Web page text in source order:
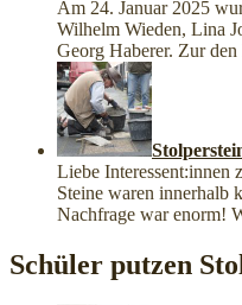
Am 24. Januar 2025
Wilhelm Wieden, Lina
Georg Haberer. Zur
Liebe Interessent:innen
Steine waren innerhalb
Nachfrage war enorm!
Schüler putzen